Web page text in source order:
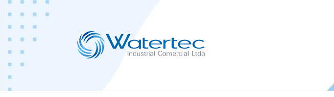
Pular
para
conteúdo